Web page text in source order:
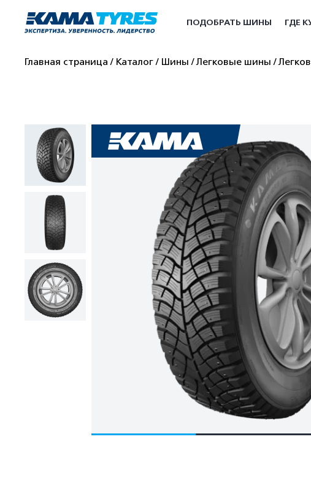
ПОДОБРАТЬ ШИНЫ ГДЕ
Главная страница Каталог Шины Легковые шины